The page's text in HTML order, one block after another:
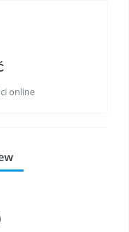
online